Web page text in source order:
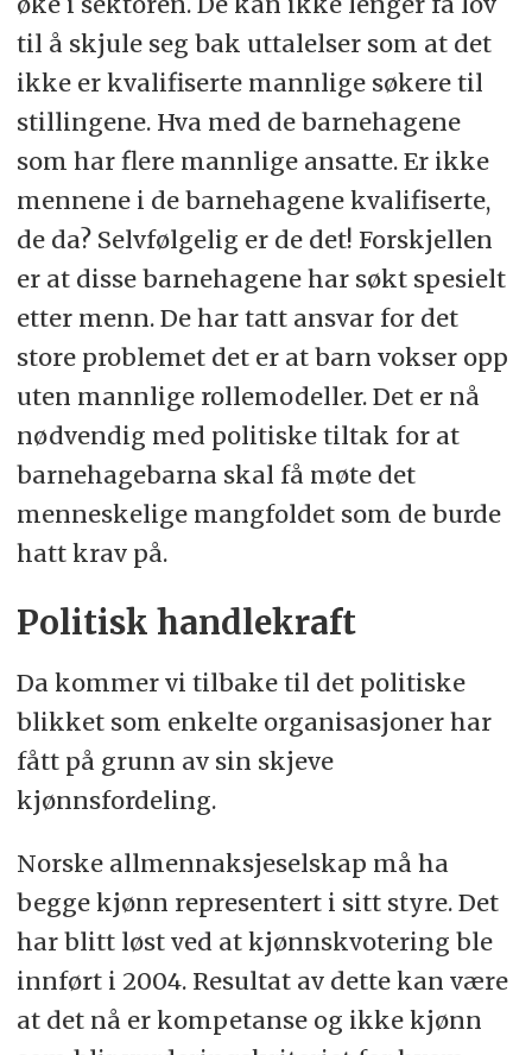
til å skjule seg bak uttalelser som at det
ikke er kvalifiserte mannlige søkere til
stillingene. Hva med de barnehagene
som har flere mannlige ansatte. Er ikke
mennene i de barnehagene kvalifiserte,
de da? Selvfølgelig er de det! Forskjellen
er at disse barnehagene har søkt spesielt
etter menn. De har tatt ansvar for det
store problemet det er at barn vokser opp
uten mannlige rollemodeller. Det er nå
nødvendig med politiske tiltak for at
barnehagebarna skal få møte det
menneskelige mangfoldet som de burde
hatt krav på.
Politisk handlekraft
Da kommer vi tilbake til det politiske
blikket som enkelte organisasjoner har
fått på grunn av sin skjeve
kjønnsfordeling.
Norske allmennaksjeselskap må ha
begge kjønn representert i sitt styre. Det
har blitt løst ved at kjønnskvotering ble
innført i 2004. Resultat av dette kan være
at det nå er kompetanse og ikke kjønn